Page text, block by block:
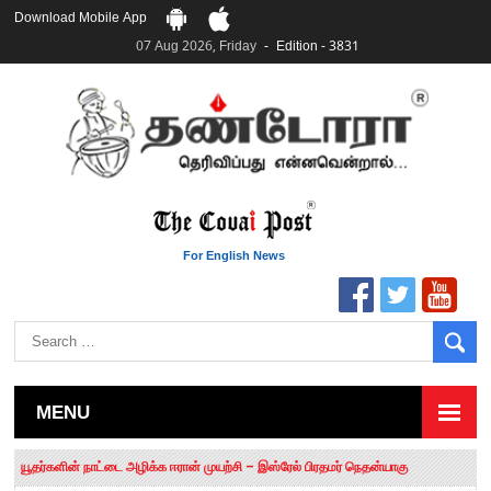
Download Mobile App
07 Aug 2026, Friday
Edition - 3831
For English News
MENU
யூதர்களின் நாட்டை அழிக்க ஈரான் முயற்சி – இஸ்ரேல் பிரதமர் நெதன்யாகு